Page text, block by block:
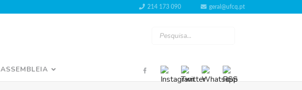
214 173 090 geral@ufcq.pt
ASSEMBLEIA